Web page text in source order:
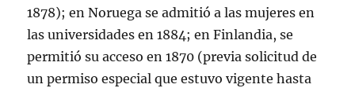
1878); en Noruega se admitió a las mujeres en
las universidades en 1884; en Finlandia, se
permitió su acceso en 1870 (previa solicitud de
un permiso especial que estuvo vigente hasta